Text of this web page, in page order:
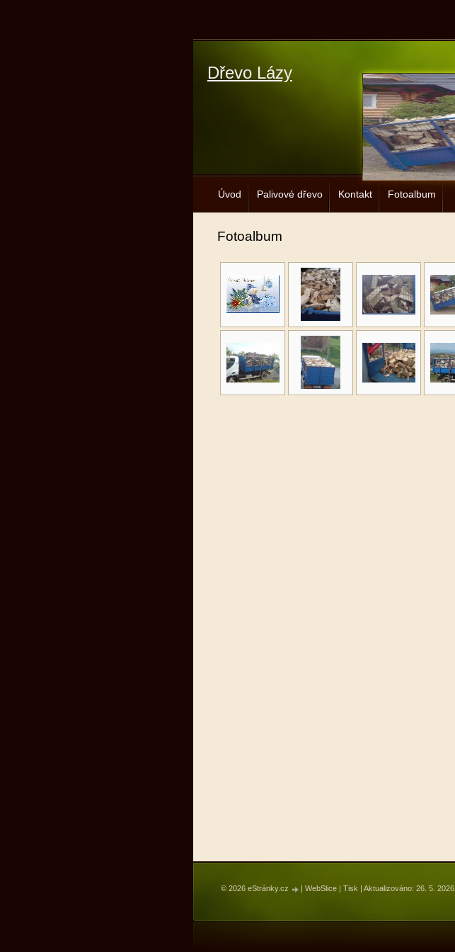
Dřevo Lázy
Úvod Palivové dřevo Kontakt Fotoalbum
Fotoalbum
© 2026 eStránky.cz | WebSlice | Tisk | Aktualizováno: 26. 5. 2026